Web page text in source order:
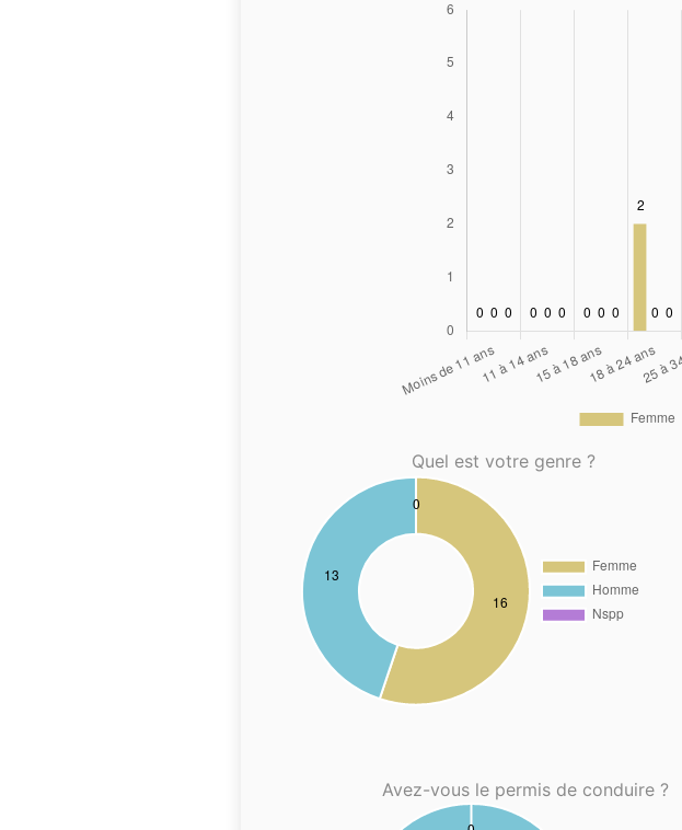
Quel est votre genre ?
Avez-vous le permis de conduire ?